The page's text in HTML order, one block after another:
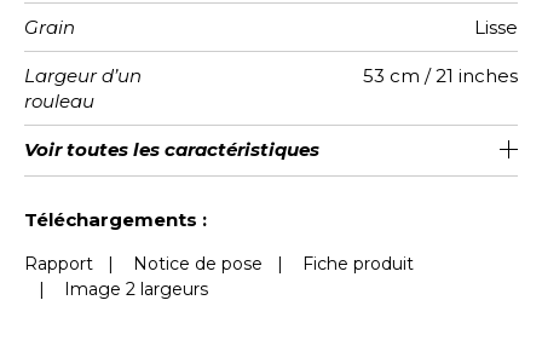
Grain Lisse
Largeur d’un
rouleau
53 cm / 21 inches
Longueur
Vendu au rouleau de 10.05m / 11
yards
Raccord Raccord sauté 1/2
Rapport
Vertical
53cm / 21 pouces
Poids g/m² 150
Entretien Lavable
Pose colle Encollage du mur
Dépose Arrachage à sec
Norme COV A+
Norme
euroclass
C-s1, d0
Voir toutes les caractéristiques
Téléchargements :
Rapport | Notice de pose |
Fiche produit
| Image 2 largeurs